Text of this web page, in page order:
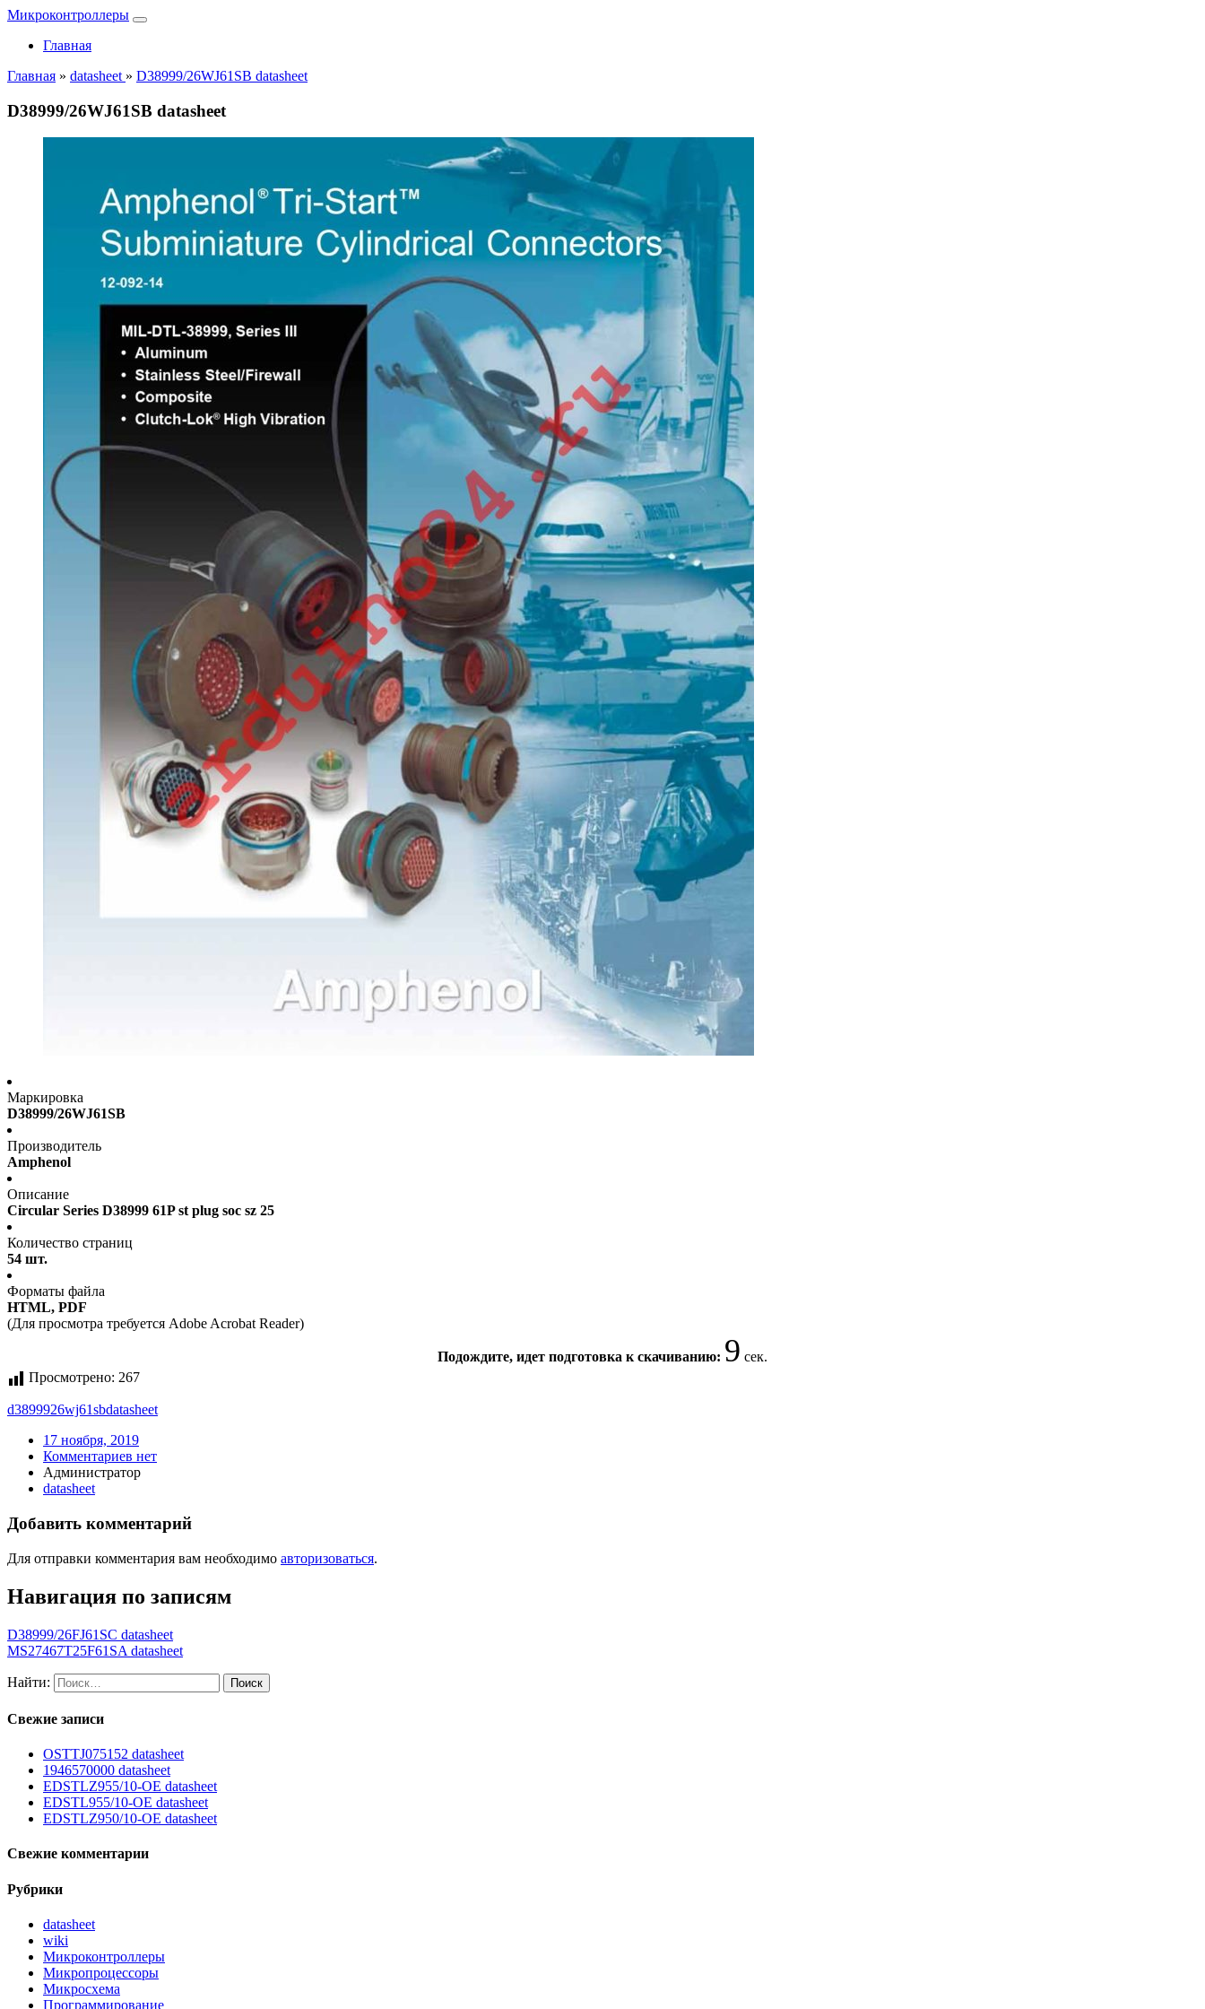
Микроконтроллеры
Главная
Главная » datasheet » D38999/26WJ61SB datasheet
D38999/26WJ61SB datasheet
Маркировка
D38999/26WJ61SB
Производитель
Amphenol
Описание
Circular Series D38999 61P st plug soc sz 25
Количество страниц
54 шт.
Форматы файла
HTML, PDF
(Для просмотра требуется Adobe Acrobat Reader)
Подождите, идет подготовка к скачиванию: 8 сек.
Просмотрено: 267
d3899926wj61sbdatasheet
17 ноября, 2019
Комментариев нет
Администратор
datasheet
Добавить комментарий
Для отправки комментария вам необходимо авторизоваться.
Навигация по записям
D38999/26FJ61SC datasheet
MS27467T25F61SA datasheet
Найти:
Свежие записи
OSTTJ075152 datasheet
1946570000 datasheet
EDSTLZ955/10-OE datasheet
EDSTL955/10-OE datasheet
EDSTLZ950/10-OE datasheet
Свежие комментарии
Рубрики
datasheet
wiki
Микроконтроллеры
Микропроцессоры
Микросхема
Программирование